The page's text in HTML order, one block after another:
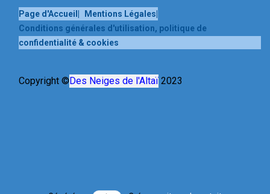
Page d'Accueil Mentions Légales
Conditions générales d'utilisation, politique de
confidentialité & cookies
Copyright © Des Neiges de l'Altaï 2023